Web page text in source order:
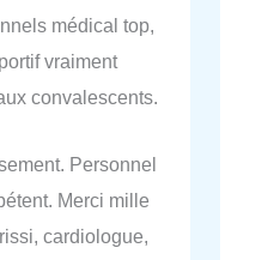
médical top,
vraiment
convalescents.
Personnel
Merci mille
cardiologue,